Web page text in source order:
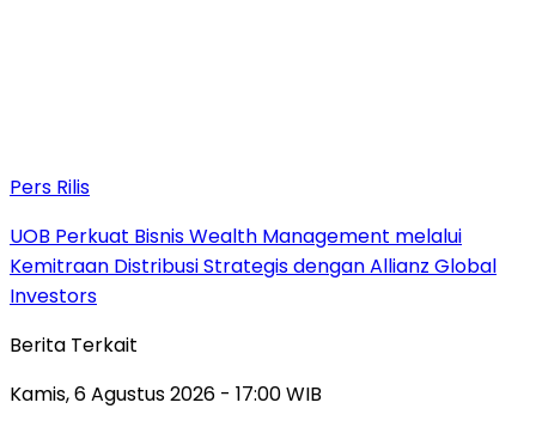
Pers Rilis
UOB Perkuat Bisnis Wealth Management melalui
Kemitraan Distribusi Strategis dengan Allianz Global
Investors
Berita Terkait
Kamis, 6 Agustus 2026 - 17:00 WIB